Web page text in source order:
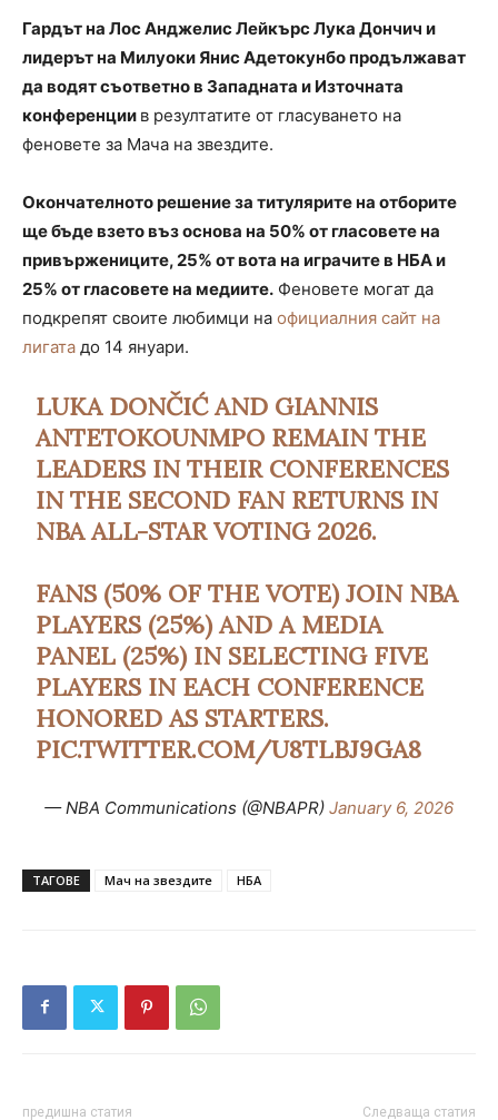
Гардът на Лос Анджелис Лейкърс Лука Дончич и
лидерът на Милуоки Янис Адетокунбо продължават
да водят съответно в Западната и Източната
конференции в резултатите от гласуването на
феновете за Мача на звездите.
Окончателното решение за титулярите на отборите
ще бъде взето въз основа на 50% от гласовете на
привържениците, 25% от вота на играчите в НБА и
25% от гласовете на медиите. Феновете могат да
подкрепят своите любимци на официалния сайт на
лигата до 14 януари.
LUKA DONČIĆ AND GIANNIS
ANTETOKOUNMPO REMAIN THE
LEADERS IN THEIR CONFERENCES
IN THE SECOND FAN RETURNS IN
NBA ALL-STAR VOTING 2026.
FANS (50% OF THE VOTE) JOIN NBA
PLAYERS (25%) AND A MEDIA
PANEL (25%) IN SELECTING FIVE
PLAYERS IN EACH CONFERENCE
HONORED AS STARTERS.
PIC.TWITTER.COM/U8TLBJ9GA8
— NBA Communications (@NBAPR) January 6, 2026
ТАГОВЕ Мач на звездите НБА
предишна статия Следваща статия